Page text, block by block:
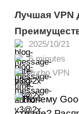
2025/10/21
6 minutes
Turbo VPN
Лучшая VPN